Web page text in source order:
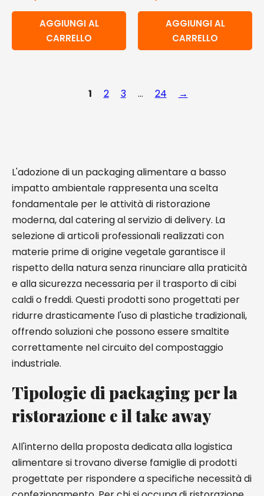
AGGIUNGI AL
CARRELLO
AGGIUNGI AL
CARRELLO
1 2 3 … 24 →
L'adozione di un packaging alimentare a basso
impatto ambientale rappresenta una scelta
fondamentale per le attività di ristorazione
moderna, dal catering al servizio di delivery. La
selezione di articoli professionali realizzati con
materie prime di origine vegetale garantisce il
rispetto della natura senza rinunciare alla praticità
e alla sicurezza necessaria per il trasporto di cibi
caldi o freddi. Questi prodotti sono progettati per
ridurre drasticamente l'uso di plastiche tradizionali,
offrendo soluzioni che possono essere smaltite
correttamente nel circuito del compostaggio
industriale.
Tipologie di packaging per la
ristorazione e il take away
All'interno della proposta dedicata alla logistica
alimentare si trovano diverse famiglie di prodotti
progettate per rispondere a specifiche necessità di